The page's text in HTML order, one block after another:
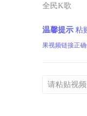
商户登录全民K歌
温馨提示 粘
果视频链接正